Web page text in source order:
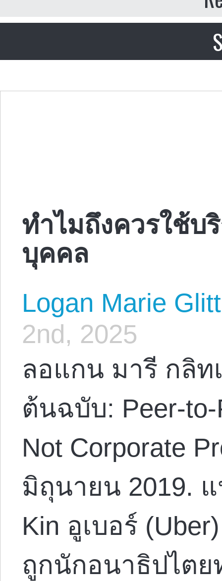
ทำไมถึงควรใช้บ
บุคคล
Logan Marie
2nd, 2025
ลอแกน มารี กลิ
ต้นฉบับ: Peer-to-
Not Corporate
มิถุนายน 2019.
Kin อูเบอร์
ถูกนักอนาธิปไตย